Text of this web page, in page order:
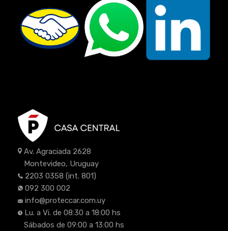
Av. Agraciada 2628
Montevideo, Uruguay
2203 0358 (int. 801)
092 300 002
info@proteccar.com.uy
Lu. a Vi. de 08:30 a 18:00 hs
Sábados de 09:00 a 13:00 hs